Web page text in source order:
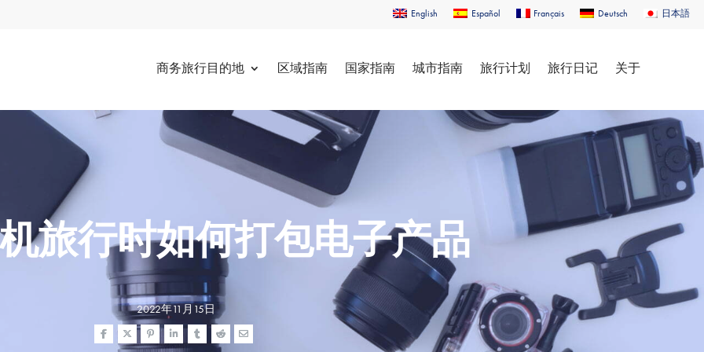
English Español Français Deutsch 日本語
商务旅行目的地 区域指南 国家指南 城市指南 旅行计划 旅行日记 关于
旅行时如何打包电子产品
2022年11月15日